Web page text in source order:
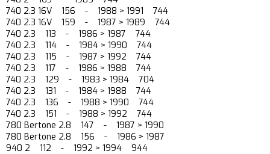
740 2.3 16V 156 - 1988 > 1991 744
740 2.3 16V 159 - 1987 > 1989 744
740 2.3 113 - 1986 > 1987 744
740 2.3 114 - 1984 > 1990 744
740 2.3 115 - 1987 > 1992 744
740 2.3 117 - 1986 > 1988 744
740 2.3 129 - 1983 > 1984 704
740 2.3 131 - 1984 > 1988 744
740 2.3 136 - 1988 > 1990 744
740 2.3 151 - 1988 > 1992 744
780 Bertone 2.8 147 - 1987 > 1990
780 Bertone 2.8 156 - 1986 > 1987
940 2 112 - 1992 > 1994 944